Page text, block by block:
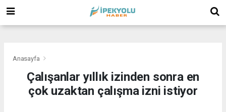
Anasayfa
Çalışanlar yıllık izinden sonra en
çok uzaktan çalışma izni istiyor